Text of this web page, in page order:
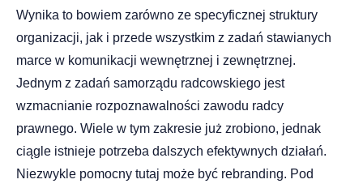
Wynika to bowiem zarówno ze specyficznej struktury
organizacji, jak i przede wszystkim z zadań stawianych
marce w komunikacji wewnętrznej i zewnętrznej.
Jednym z zadań samorządu radcowskiego jest
wzmacnianie rozpoznawalności zawodu radcy
prawnego. Wiele w tym zakresie już zrobiono, jednak
ciągle istnieje potrzeba dalszych efektywnych działań.
Niezwykle pomocny tutaj może być rebranding. Pod